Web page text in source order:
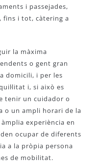
i passejades,
fins i tot, càtering a
la màxima
o gent gran
domicili, i per les
i, si això es
tenir un cuidador o
o un ampli horari de la
experiència en
ocupar de diferents
a la pròpia persona
de mobilitat.